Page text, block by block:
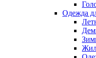
Одежда